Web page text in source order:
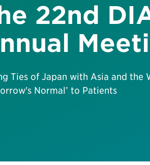
22nd
Ties of Japan with Asia and the
Normal’ to Patients